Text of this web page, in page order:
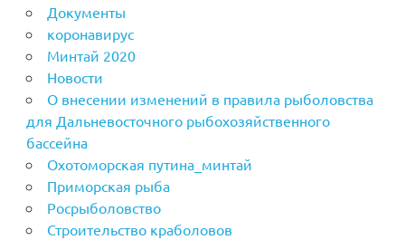
Документы
коронавирус
Минтай 2020
Новости
О внесении изменений в правила рыболовства
для Дальневосточного рыбохозяйственного
бассейна
Охотоморская путина_минтай
Приморская рыба
Росрыболовство
Строительство краболовов